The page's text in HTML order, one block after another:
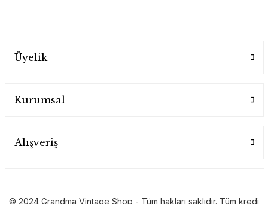
Üyelik
Kurumsal
Alışveriş
© 2024 Grandma Vintage Shop - Tüm hakları saklıdır. Tüm kredi